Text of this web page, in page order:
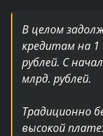
В целом
кредитам на 1
рублей. С
млрд. рублей.
Традиционно
высокой